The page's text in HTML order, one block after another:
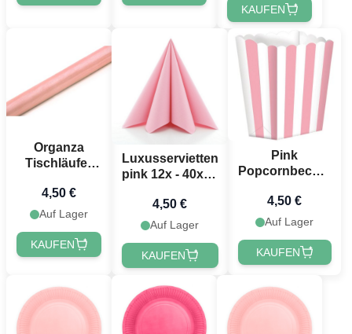
KAUFEN
Organza
Tischläufer
Meter
4,50 €
Auf Lager
KAUFEN
Luxusservietten
pink 12x - 40x40
4,50 €
Auf Lager
KAUFEN
Pink
Popcornbecher
4,50 €
Auf Lager
KAUFEN